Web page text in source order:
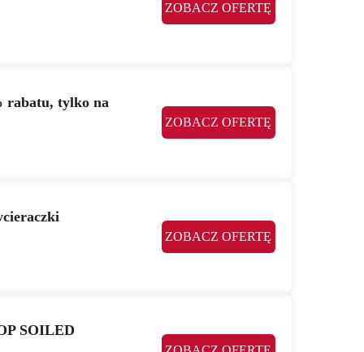
ZOBACZ OFERTĘ
rabatu, tylko na
ZOBACZ OFERTĘ
ZOBACZ OFERTĘ
SOILED